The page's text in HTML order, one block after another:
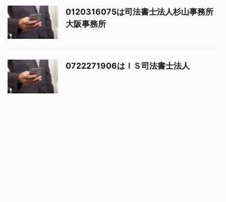
0120316075は司法書士法人杉山事務所
大阪事務所
0722271906はＩＳ司法書士法人